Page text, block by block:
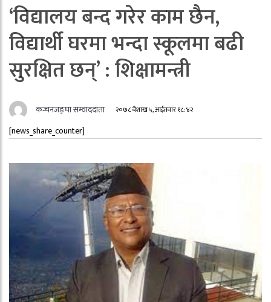
‘विद्यालय बन्द गरेर काम छैन,
विद्यार्थी घरमा भन्दा स्कूलमा बढी
सुरक्षित छन्’ : शिक्षामन्त्री
कन्चनजङ्घा सम्वाददाता २०७८ बैशाख ५, आईतवार १८:४२
[news_share_counter]